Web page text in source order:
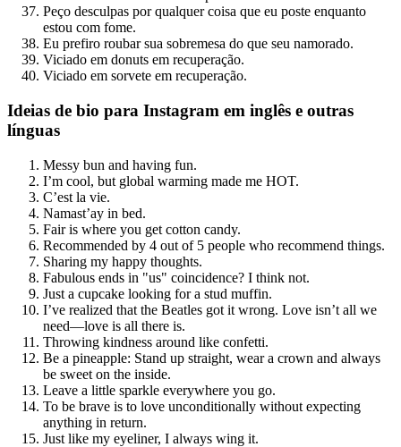
Peço desculpas por qualquer coisa que eu poste enquanto
estou com fome.
Eu prefiro roubar sua sobremesa do que seu namorado.
Viciado em donuts em recuperação.
Viciado em sorvete em recuperação.
Ideias de bio para Instagram em inglês e outras
línguas
Messy bun and having fun.
I’m cool, but global warming made me HOT.
C’est la vie.
Namast’ay in bed.
Fair is where you get cotton candy.
Recommended by 4 out of 5 people who recommend things.
Sharing my happy thoughts.
Fabulous ends in "us" coincidence? I think not.
Just a cupcake looking for a stud muffin.
I’ve realized that the Beatles got it wrong. Love isn’t all we
need—love is all there is.
Throwing kindness around like confetti.
Be a pineapple: Stand up straight, wear a crown and always
be sweet on the inside.
Leave a little sparkle everywhere you go.
To be brave is to love unconditionally without expecting
anything in return.
Just like my eyeliner, I always wing it.